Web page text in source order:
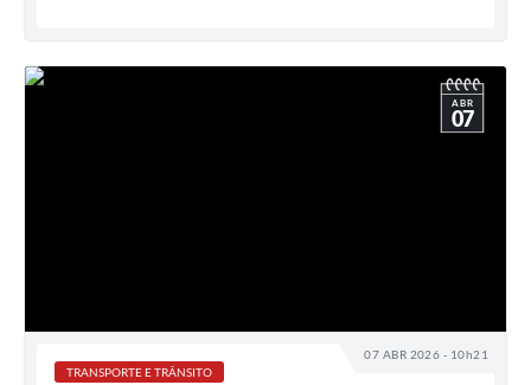
07 ABR 2026 - 10h21
ABR
07
TRANSPORTE E TRÂNSITO